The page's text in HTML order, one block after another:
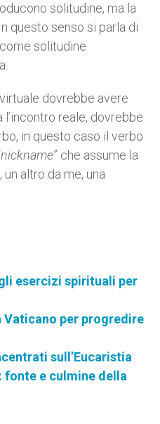
solitudine, ma la
questo senso si parla di
solitudine
dovrebbe avere
reale, dovrebbe
in questo caso il verbo
nickname” che assume la
altro da me, una
esercizi spirituali per
per progredire
sull’Eucaristia
fonte e culmine della